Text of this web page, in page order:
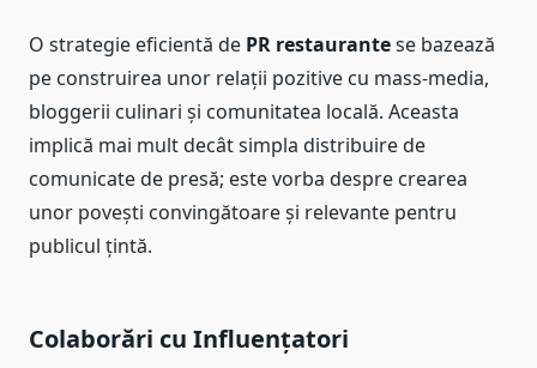
O strategie eficientă de PR restaurantese bazează
pe construirea unor relații pozitive cu mass-media,
bloggerii culinari și comunitatea locală. Aceasta
implică mai mult decât simpla distribuire de
comunicate de presă; este vorba despre crearea
unor povești convingătoare și relevante pentru
publicul țintă.
Colaborări cu Influențatori